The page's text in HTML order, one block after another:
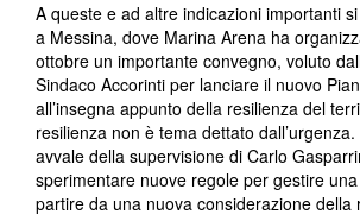
A queste e ad altre indicazioni importanti
a Messina, dove Marina Arena ha
ottobre un importante convegno, voluto
Sindaco Accorinti per lanciare il nuovo
all’insegna appunto della resilienza del
resilienza non è tema dettato
avvale della supervisione di Carlo
sperimentare nuove regole per gestire
partire da una nuova considerazione della